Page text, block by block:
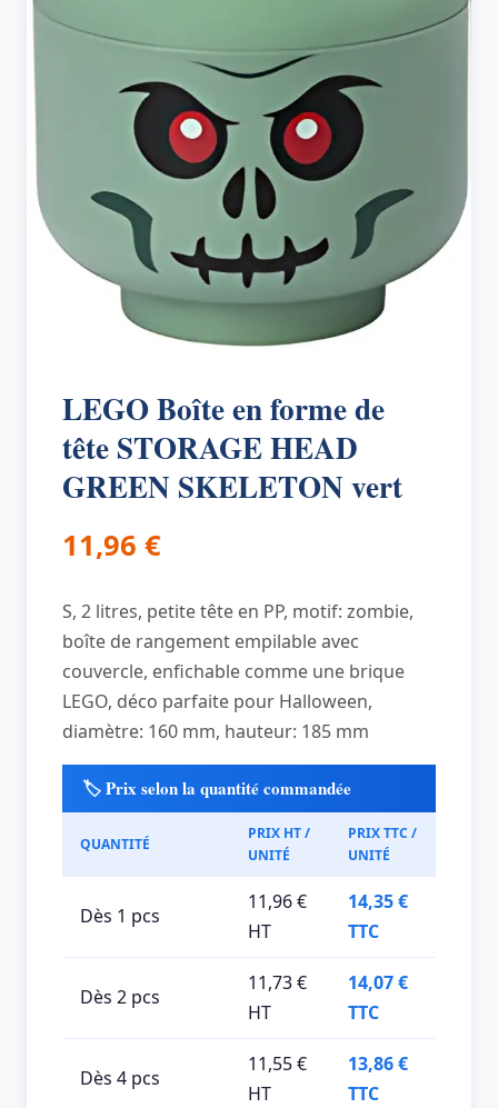
LEGO Boîte en forme de
tête STORAGE HEAD
GREEN SKELETON vert
11,96 €
S, 2 litres, petite tête en PP, motif: zombie,
boîte de rangement empilable avec
couvercle, enfichable comme une brique
LEGO, déco parfaite pour Halloween,
diamètre: 160 mm, hauteur: 185 mm
🏷️ Prix selon la quantité commandée
QUANTITÉ
PRIX HT /
UNITÉ
PRIX TTC /
UNITÉ
Dès 1 pcs
11,96 €
HT
14,35 €
TTC
Dès 2 pcs
11,73 €
HT
14,07 €
TTC
Dès 4 pcs
11,55 €
HT
13,86 €
TTC